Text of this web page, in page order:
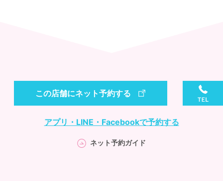
この店舗にネット予約する
アプリ・LINE・Facebookで予約する
ネット予約ガイド